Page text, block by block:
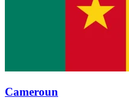
Cameroun